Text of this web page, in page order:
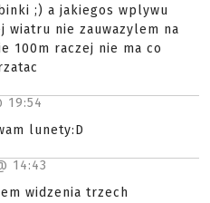
;) a jakiegos wplywu
wiatru nie zauwazylem na
100m raczej nie ma co
19:54
lunety:D
14:43
widzenia trzech